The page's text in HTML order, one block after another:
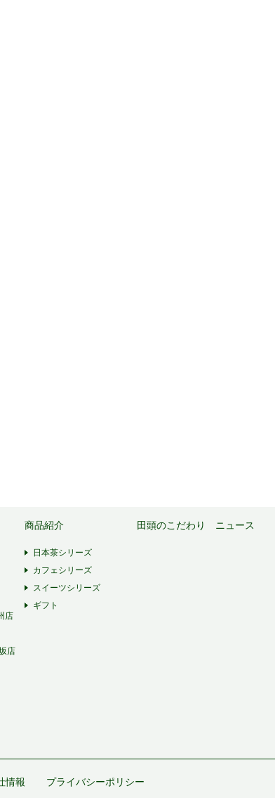
店
店
商品紹介
日本茶シリーズ
カフェシリーズ
スイーツシリーズ
ギフト
田頭のこだわり ニュース
情報 プライバシーポリシー